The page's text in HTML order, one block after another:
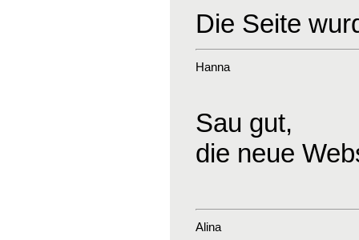
Die Seite
Hanna
Sau gut,
die neue
Alina